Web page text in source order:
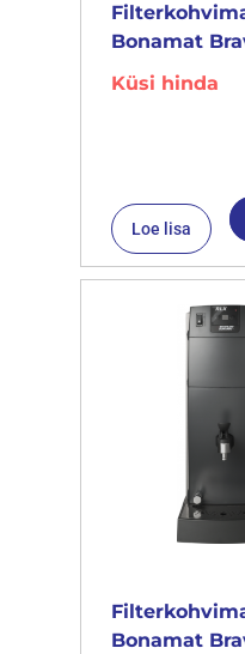
Bonamat
Küsi hinda
Loe lisa
Bonamat